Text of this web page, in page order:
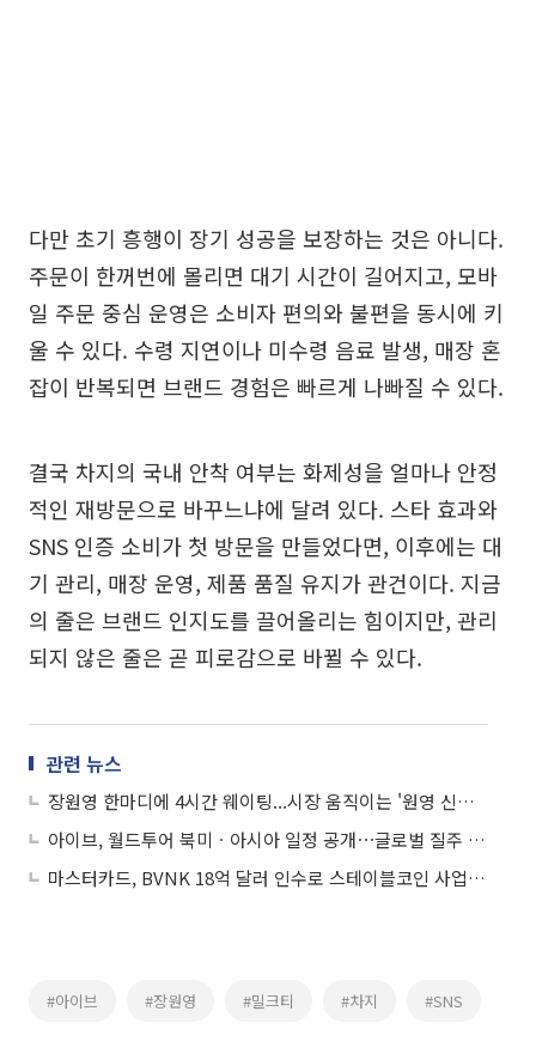
다만 초기 흥행이 장기 성공을 보장하는 것은 아니다.
주문이 한꺼번에 몰리면 대기 시간이 길어지고, 모바
일 주문 중심 운영은 소비자 편의와 불편을 동시에 키
울 수 있다. 수령 지연이나 미수령 음료 발생, 매장 혼
잡이 반복되면 브랜드 경험은 빠르게 나빠질 수 있다.
결국 차지의 국내 안착 여부는 화제성을 얼마나 안정
적인 재방문으로 바꾸느냐에 달려 있다. 스타 효과와
SNS 인증 소비가 첫 방문을 만들었다면, 이후에는 대
기 관리, 매장 운영, 제품 품질 유지가 관건이다. 지금
의 줄은 브랜드 인지도를 끌어올리는 힘이지만, 관리
되지 않은 줄은 곧 피로감으로 바뀔 수 있다.
관련 뉴스
장원영 한마디에 4시간 웨이팅...시장 움직이는 '원영 신드롬'
아이브, 월드투어 북미ㆍ아시아 일정 공개⋯글로벌 질주 시작
마스터카드, BVNK 18억 달러 인수로 스테이블코인 사업 본격 확장
#아이브 #장원영 #밀크티 #차지 #SNS